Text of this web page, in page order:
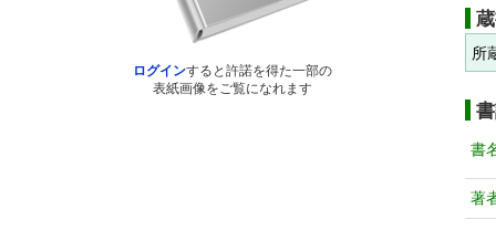
ログインすると許諾を得た一部の
表紙画像をご覧になれます
所
書
著